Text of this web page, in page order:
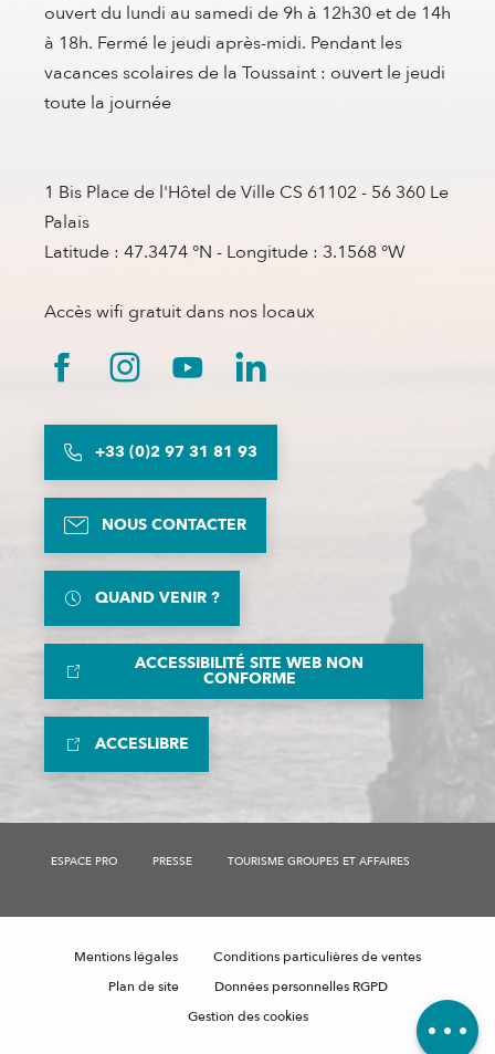
Avis
ouvert du lundi au samedi de 9h à 12h30 et de 14h
à 18h. Fermé le jeudi après-midi. Pendant les
vacances scolaires de la Toussaint : ouvert le jeudi
toute la journée
1 Bis Place de l'Hôtel de Ville CS 61102 - 56 360 Le
Palais
Latitude : 47.3474 °N - Longitude : 3.1568 °W
Accès wifi gratuit dans nos locaux
+33 (0)2 97 31 81 93
NOUS CONTACTER
QUAND VENIR ?
ACCESSIBILITÉ SITE WEB NON
CONFORME
ACCESLIBRE
ESPACE PRO PRESSE TOURISME GROUPES ET AFFAIRES
Mentions légales
Conditions particulières de ventes
Plan de site
Données personnelles RGPD
Gestion des cookies